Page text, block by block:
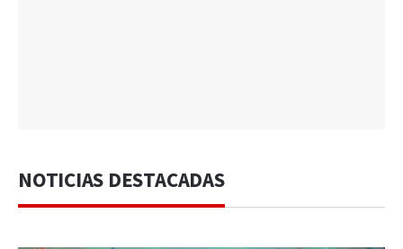
NOTICIAS DESTACADAS